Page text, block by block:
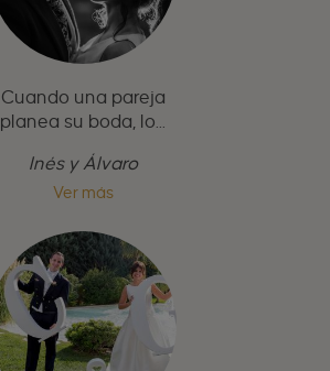
Cuando una pareja
planea su boda, lo...
Inés y Álvaro
Ver más